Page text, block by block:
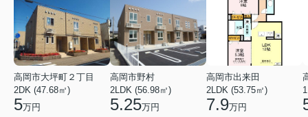
高岡市大坪町２丁目
2DK (47.68㎡)
5万円
高岡市野村
2LDK (56.98㎡)
5.25万円
高岡市出来田
2LDK (53.75㎡)
7.9万円